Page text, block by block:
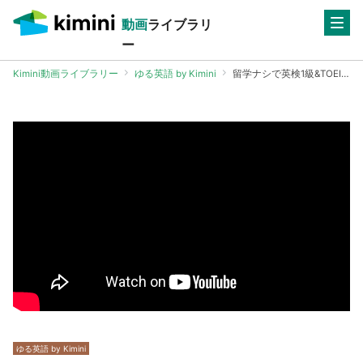
動画ライブラリ
ー
Kimini動画ライブラリー ゆる英語 by Kimini 留学ナシで英検1級&TOEIC900点超の英語学習オタクに聞いてみた！
ゆる英語 by Kimini